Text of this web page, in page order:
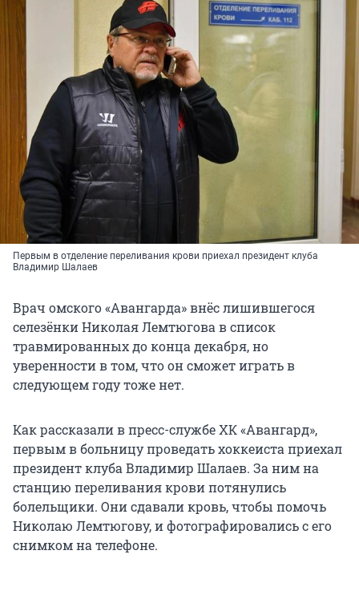
Первым в отделение переливания крови приехал президент клуба
Владимир Шалаев
Врач омского «Авангарда» внёс лишившегося
селезёнки Николая Лемтюгова в список
травмированных до конца декабря, но
уверенности в том, что он сможет играть в
следующем году тоже нет.
Как рассказали в пресс-службе ХК «Авангард»,
первым в больницу проведать хоккеиста приехал
президент клуба Владимир Шалаев. За ним на
станцию переливания крови потянулись
болельщики. Они сдавали кровь, чтобы помочь
Николаю Лемтюгову, и фотографировались с его
снимком на телефоне.